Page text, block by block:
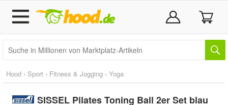
Hood › Sport › Fitness & Jogging › Yoga
SISSEL Pilates Toning Ball 2er Set blau